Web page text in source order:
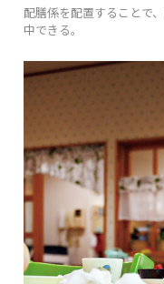
配膳係を配置することで
中できる。